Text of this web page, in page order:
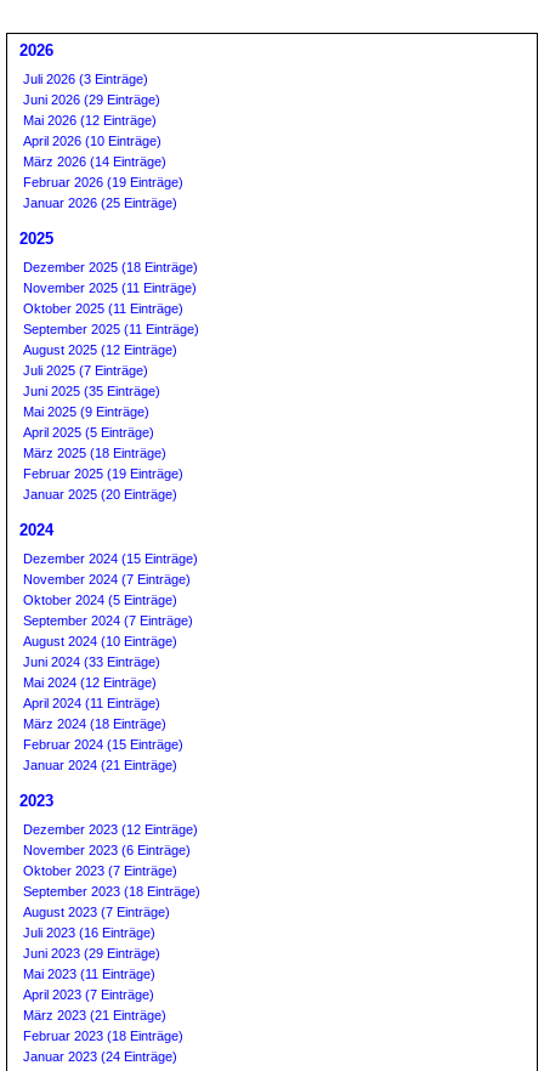
2026
Juli 2026 (3 Einträge)
Juni 2026 (29 Einträge)
Mai 2026 (12 Einträge)
April 2026 (10 Einträge)
März 2026 (14 Einträge)
Februar 2026 (19 Einträge)
Januar 2026 (25 Einträge)
2025
Dezember 2025 (18 Einträge)
November 2025 (11 Einträge)
Oktober 2025 (11 Einträge)
September 2025 (11 Einträge)
August 2025 (12 Einträge)
Juli 2025 (7 Einträge)
Juni 2025 (35 Einträge)
Mai 2025 (9 Einträge)
April 2025 (5 Einträge)
März 2025 (18 Einträge)
Februar 2025 (19 Einträge)
Januar 2025 (20 Einträge)
2024
Dezember 2024 (15 Einträge)
November 2024 (7 Einträge)
Oktober 2024 (5 Einträge)
September 2024 (7 Einträge)
August 2024 (10 Einträge)
Juni 2024 (33 Einträge)
Mai 2024 (12 Einträge)
April 2024 (11 Einträge)
März 2024 (18 Einträge)
Februar 2024 (15 Einträge)
Januar 2024 (21 Einträge)
2023
Dezember 2023 (12 Einträge)
November 2023 (6 Einträge)
Oktober 2023 (7 Einträge)
September 2023 (18 Einträge)
August 2023 (7 Einträge)
Juli 2023 (16 Einträge)
Juni 2023 (29 Einträge)
Mai 2023 (11 Einträge)
April 2023 (7 Einträge)
März 2023 (21 Einträge)
Februar 2023 (18 Einträge)
Januar 2023 (24 Einträge)